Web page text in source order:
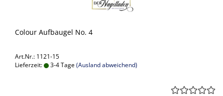
Colour Aufbaugel No. 4
Art.Nr.: 1121-15
Lieferzeit:
3-4 Tage(Ausland abweichend)